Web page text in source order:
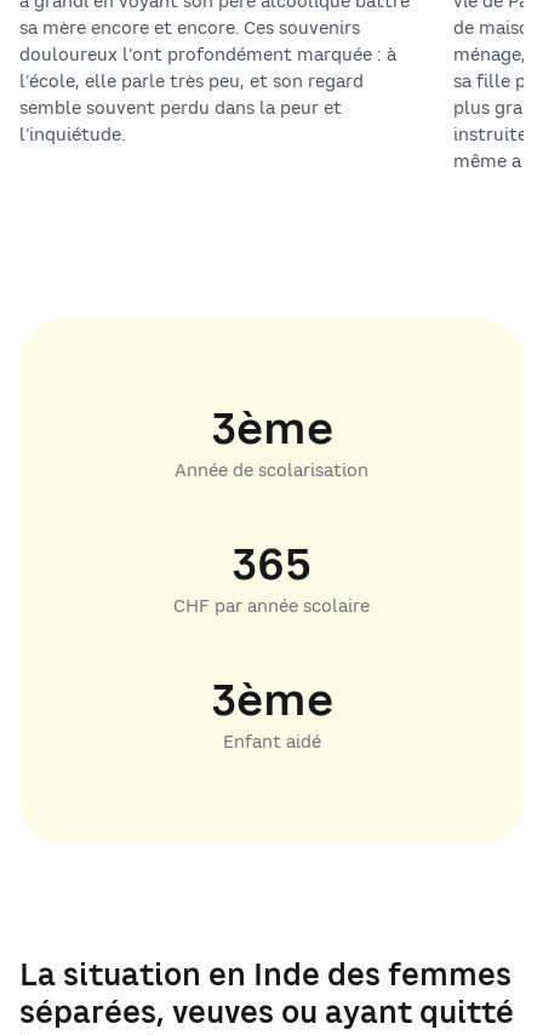
sa mère encore et encore. Ces souvenirs
douloureux l’ont profondément marquée : à
l’école, elle parle très peu, et son regard
semble souvent perdu dans la peur et
l’inquiétude.
de
ménage,
sa fille
plus
instruite
même a
3ème
Année de scolarisation
365
CHF par année scolaire
3ème
Enfant aidé
La situation en Inde des femmes
séparées, veuves ou ayant quitté